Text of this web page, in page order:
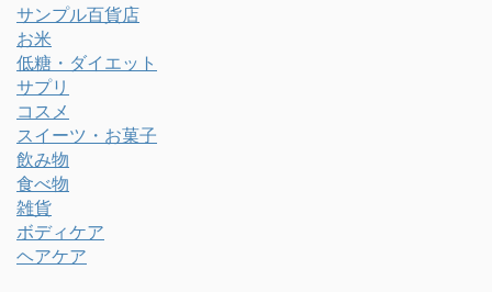
サンプル百貨店
お米
低糖・ダイエット
サプリ
コスメ
スイーツ・お菓子
飲み物
食べ物
雑貨
ボディケア
ヘアケア